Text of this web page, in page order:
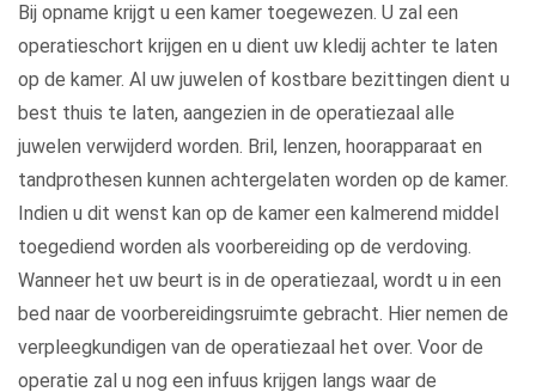
Bij opname krijgt u een kamer toegewezen. U zal een
operatieschort krijgen en u dient uw kledij achter te laten
op de kamer. Al uw juwelen of kostbare bezittingen dient u
best thuis te laten, aangezien in de operatiezaal alle
juwelen verwijderd worden. Bril, lenzen, hoorapparaat en
tandprothesen kunnen achtergelaten worden op de kamer.
Indien u dit wenst kan op de kamer een kalmerend middel
toegediend worden als voorbereiding op de verdoving.
Wanneer het uw beurt is in de operatiezaal, wordt u in een
bed naar de voorbereidingsruimte gebracht. Hier nemen de
verpleegkundigen van de operatiezaal het over. Voor de
operatie zal u nog een infuus krijgen langs waar de